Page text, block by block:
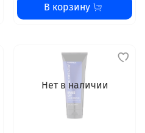
В корзину
Нет в наличии